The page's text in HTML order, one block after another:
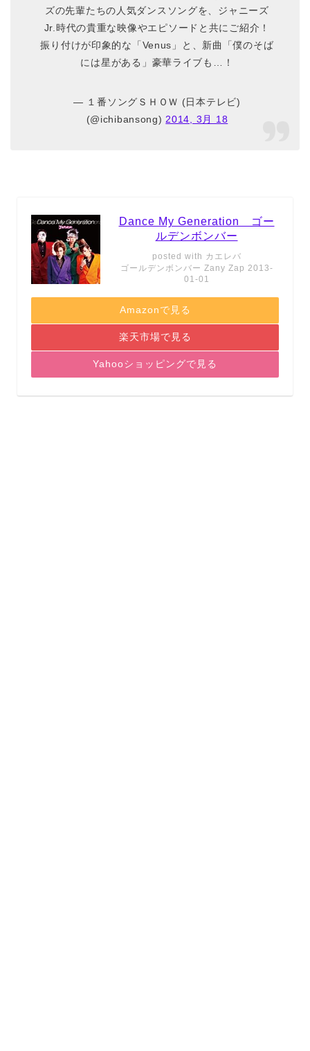
ズの先輩たちの人気ダンスソングを、ジャニーズ
Jr.時代の貴重な映像やエピソードと共にご紹介！
振り付けが印象的な「Venus」と、新曲「僕のそば
には星がある」豪華ライブも…！
— １番ソングＳＨＯＷ (日本テレビ)
(@ichibansong) 2014, 3月 18
Dance My Generation ゴー
ルデンボンバー
posted with カエレバ
ゴールデンボンバー Zany Zap 2013-
01-01
Amazonで見る
楽天市場で見る
Yahooショッピングで見る